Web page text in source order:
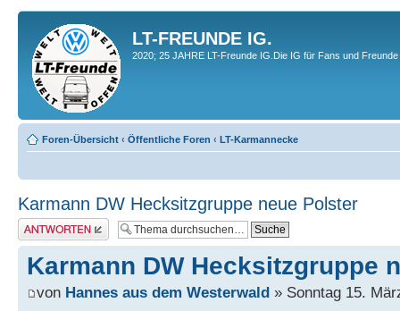
LT-FREUNDE IG.
2020; 25 JAHRE LT-Freunde IG.Die IG für Fans und
Foren-Übersicht ‹ Öffentliche Foren ‹ LT-Karmannecke
Karmann DW Hecksitzgruppe neue Polster
Antwort erstellen
Karmann DW Hecksitzgruppe
von Hannes aus dem Westerwald » Sonntag 15.